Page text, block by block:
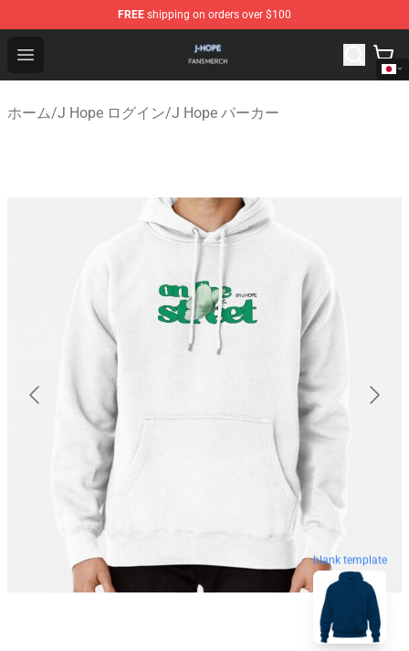
FREE shipping on orders over $100
Open menu
J Hope Shop - Official J Hope Merchandise Store
ホーム/J Hope ログイン/J Hope パーカー
blank template